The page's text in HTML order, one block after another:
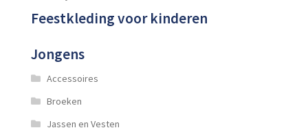
Feestkleding voor kinderen
Jongens
Accessoires
Broeken
Jassen en Vesten